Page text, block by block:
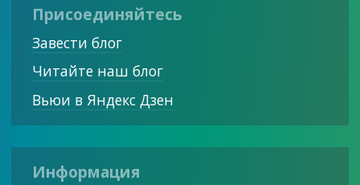
Присоединяйтесь
Завести блог
Читайте наш блог
Вьюи в Яндекс Дзен
Информация